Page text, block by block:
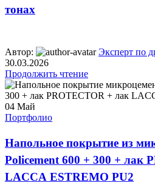
тонах
Автор:
Эксперт по
30.03.2026
Продолжить чтение
04 Май
Портфолио
Напольное покрытие из
Policement 600 + 300 + лак
LACCA ESTREMO PU2